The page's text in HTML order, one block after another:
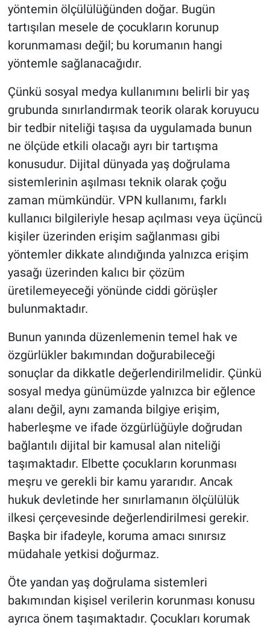
yöntemin ölçülülüğünden doğar. Bugün
tartışılan mesele de çocukların korunup
korunmaması değil; bu korumanın hangi
yöntemle sağlanacağıdır.
Çünkü sosyal medya kullanımını belirli bir yaş
grubunda sınırlandırmak teorik olarak koruyucu
bir tedbir niteliği taşısa da uygulamada bunun
ne ölçüde etkili olacağı ayrı bir tartışma
konusudur. Dijital dünyada yaş doğrulama
sistemlerinin aşılması teknik olarak çoğu
zaman mümkündür. VPN kullanımı, farklı
kullanıcı bilgileriyle hesap açılması veya üçüncü
kişiler üzerinden erişim sağlanması gibi
yöntemler dikkate alındığında yalnızca erişim
yasağı üzerinden kalıcı bir çözüm
üretilemeyeceği yönünde ciddi görüşler
bulunmaktadır.
Bunun yanında düzenlemenin temel hak ve
özgürlükler bakımından doğurabileceği
sonuçlar da dikkatle değerlendirilmelidir. Çünkü
sosyal medya günümüzde yalnızca bir eğlence
alanı değil, aynı zamanda bilgiye erişim,
haberleşme ve ifade özgürlüğüyle doğrudan
bağlantılı dijital bir kamusal alan niteliği
taşımaktadır. Elbette çocukların korunması
meşru ve gerekli bir kamu yararıdır. Ancak
hukuk devletinde her sınırlamanın ölçülülük
ilkesi çerçevesinde değerlendirilmesi gerekir.
Başka bir ifadeyle, koruma amacı sınırsız
müdahale yetkisi doğurmaz.
Öte yandan yaş doğrulama sistemleri
bakımından kişisel verilerin korunması konusu
ayrıca önem taşımaktadır. Çocukları korumak